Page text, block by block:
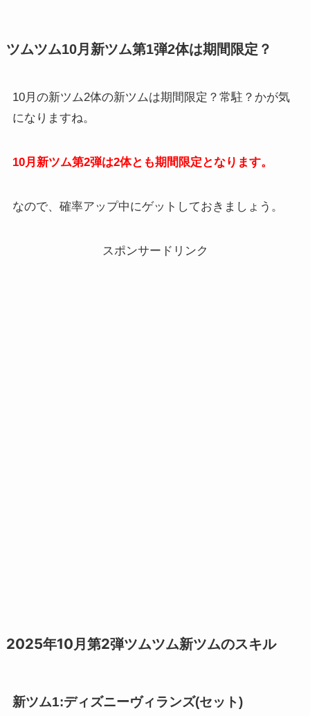
ツムツム10月新ツム第1弾2体は期間限定？
10月の新ツム2体の新ツムは期間限定？常駐？かが気
になりますね。
10月新ツム第2弾は2体とも期間限定となります。
なので、確率アップ中にゲットしておきましょう。
スポンサードリンク
2025年10月第2弾ツムツム新ツムのスキル
新ツム1:ディズニーヴィランズ(セット)